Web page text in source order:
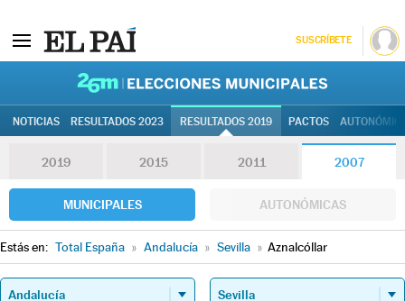
SUSCRÍBETE
NOTICIAS RESULTADOS 2023 RESULTADOS 2019 PACTOS
2019 2015 2011 2007
MUNICIPALES AUTONÓMICAS
Estás en: Total España » Andalucía » Sevilla » Aznalcóllar